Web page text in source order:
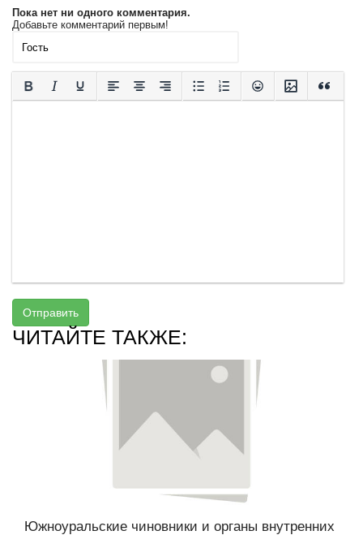
Пока нет ни одного комментария.
Добавьте комментарий первым!
Отправить
ЧИТАЙТЕ ТАКЖЕ:
Южноуральские чиновники и органы внутренних